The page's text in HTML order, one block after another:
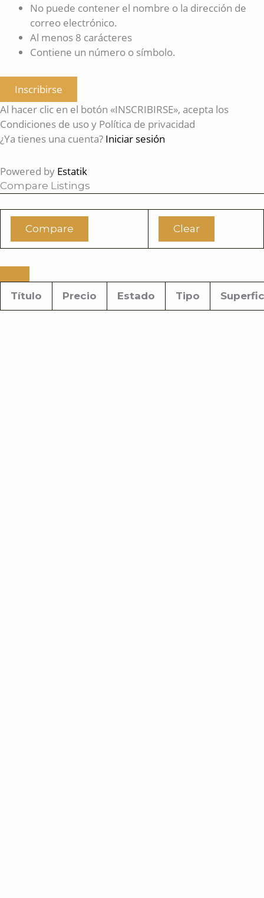
No puede contener el nombre o la dirección de
correo electrónico.
Al menos 8 carácteres
Contiene un número o símbolo.
Inscribirse
Al hacer clic en el botón «INSCRIBIRSE», acepta los
Condiciones de uso y Política de privacidad
¿Ya tienes una cuenta? Iniciar sesión
Powered by Estatik
Compare Listings
Compare Clear
Título Precio Estado Tipo